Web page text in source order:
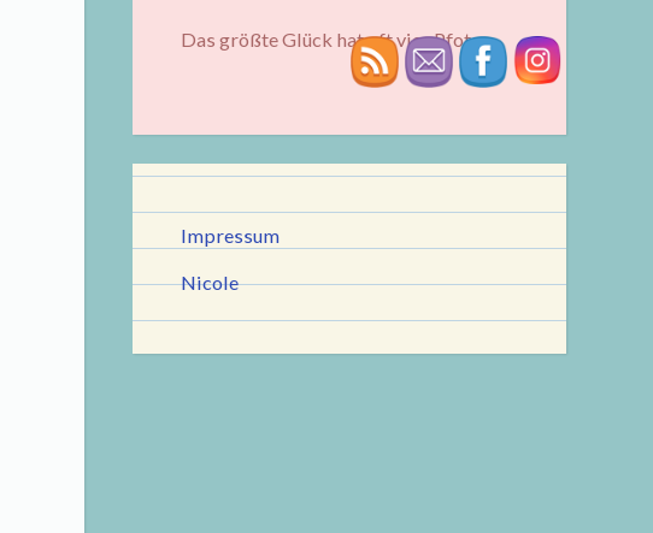
Das größte Glück hat oft vier Pfoten...
Impressum
Nicole